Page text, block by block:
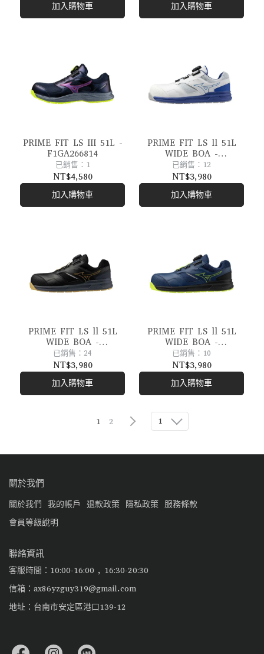
加入購物車 加入購物車
PRIME FIT LS III 51L -
F1GA266814
已銷售：1
NT$4,580
加入購物車
PRIME FIT LS ll 51L
WIDE BOA -
F1GA247601
已銷售：12
NT$3,980
加入購物車
PRIME FIT LS ll 51L
WIDE BOA -
F1GA247609
已銷售：24
NT$3,980
加入購物車
PRIME FIT LS ll 51L
WIDE BOA -
F1GA247614
已銷售：10
NT$3,980
加入購物車
1 2 1
關於我們
關於我們 我的帳戶 退款政策 隱私政策 服務條款
會員等級說明
聯絡資訊
客服時間：10:00-16:00 , 16:30-20:30
信箱：ax86yzguy319@gmail.com
地址：台南市安定區港口139-12